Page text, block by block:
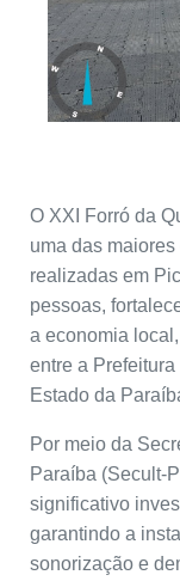
O XXI Forró da
uma das
realizadas em
pessoas,
a economia
entre a
Estado da
Por meio da
Paraíba (Secult-
significativo
garantindo a
sonorização e